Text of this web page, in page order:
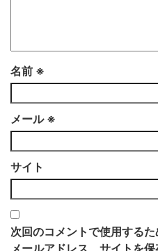
名前 ※
メール ※
サイト
次回のコメントで使用するた